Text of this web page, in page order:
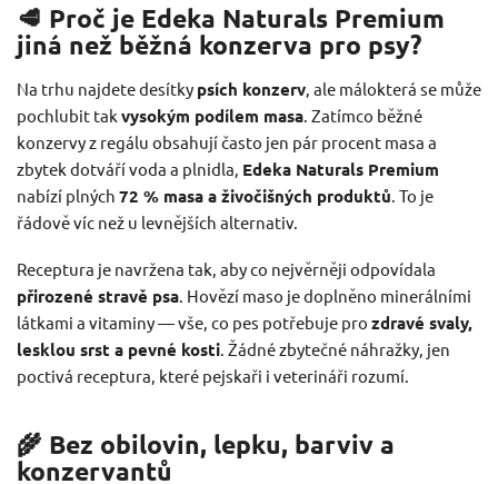
🥩 Proč je Edeka Naturals Premium
jiná než běžná konzerva pro psy?
Na trhu najdete desítky psích konzerv , ale málokterá se může
pochlubit tak vysokým podílem masa . Zatímco běžné
konzervy z regálu obsahují často jen pár procent masa a
zbytek dotváří voda a plnidla, Edeka Naturals Premium
nabízí plných 72 % masa a živočišných produktů . To je
řádově víc než u levnějších alternativ.
Receptura je navržena tak, aby co nejvěrněji odpovídala
přirozené stravě psa . Hovězí maso je doplněno minerálními
látkami a vitaminy — vše, co pes potřebuje pro zdravé svaly,
lesklou srst a pevné kosti . Žádné zbytečné náhražky, jen
poctivá receptura, které pejskaři i veterináři rozumí.
🌾 Bez obilovin, lepku, barviv a
konzervantů